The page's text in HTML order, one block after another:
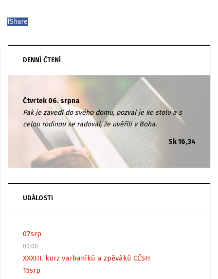
fShare
DENNÍ ČTENÍ
Čtvrtek 06. srpna
Pak je zavedl do svého domu, pozval je ke stolu a s
celou rodinou se radoval, že uvěřili v Boha.
Sk 16,34
UDÁLOSTI
07srp
00:00
XXXIII. kurz varhaníků a zpěváků CČSH
15srp